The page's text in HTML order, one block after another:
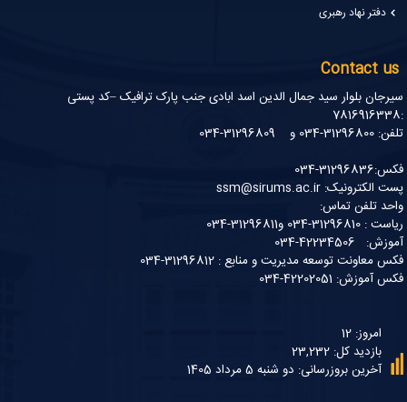
دفتر نهاد رهبری
Contact us
سیرجان بلوار سید جمال الدین اسد ابادی جنب پارک ترافیک –کد پستی
:7816916338
تلفن: 31296800-034 و 31296809-034
فکس:31296836-034
پست الکترونیک: ssm@sirums.ac.ir
واحد تلفن تماس:
ریاست : 31296810-034 و31296811-034
آموزش: 42234506-034
فکس معاونت توسعه مدیریت و منابع : 31296812-034
فکس آموزش: 42202051-034
امروز: 12
بازدید کل: 23,232
آخرین بروزرسانی: دو شنبه 5 مرداد 1405